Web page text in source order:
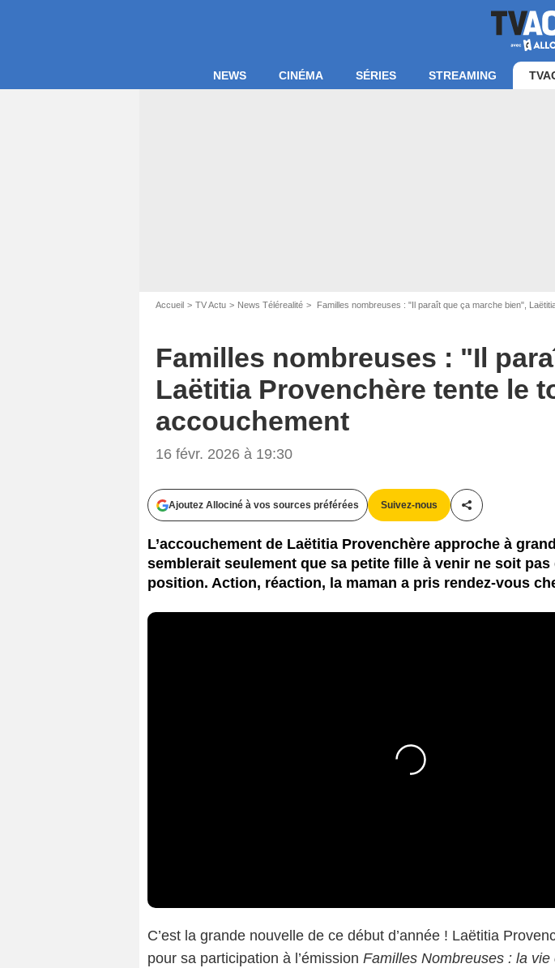
NEWS CINÉMA SÉRIES STREAMING
Accueil TV Actu News Télérealité Familles nombreuses : "Il paraît que ça marche bien",
Familles nombreuses : "Il
Laëtitia Provenchère tente le
accouchement
16 févr. 2026 à 19:30
Ajoutez Allociné à vos sources préférées Suivez-nous
Partager cet
L’accouchement de Laëtitia Provenchère approche à
semblerait seulement que sa petite fille à venir ne soit pas
position. Action, réaction, la maman a pris rendez-vous
C’est la grande nouvelle de ce début d’année ! Laëtitia
pour sa participation à l’émission Familles Nombreuses : la vie